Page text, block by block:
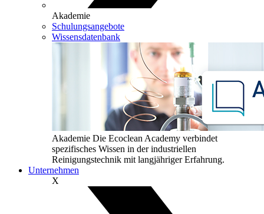
Akademie
Schulungsangebote
Wissensdatenbank
Akademie Die Ecoclean Academy verbindet
spezifisches Wissen in der industriellen
Reinigungstechnik mit langjähriger Erfahrung.
Unternehmen
X